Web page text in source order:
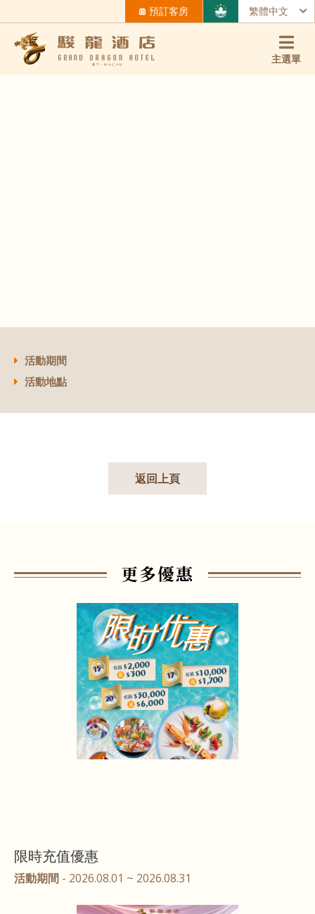
預訂客房 繁體中文
主選單
活動期間
活動地點
返回上頁
更多優惠
限時充值優惠
活動期間 - 2026.08.01 ~ 2026.08.31